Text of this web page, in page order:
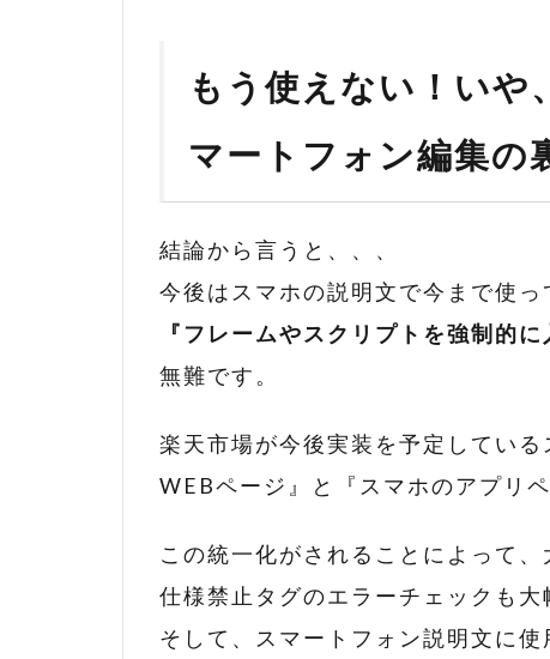
もう使えない！いや
マートフォン編集の
結論から言うと、、、
今後はスマホの説明文で今まで使っ
『フレームやスクリプトを強制的に
無難です。
楽天市場が今後実装を予定してい
WEBページ』と『スマホのアプリ
この統一化がされることによって
仕様禁止タグのエラーチェックも大
そして、スマートフォン説明文に